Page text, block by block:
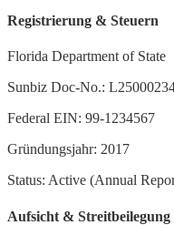
Registrierung & Steuern
Florida Department of State
Sunbiz Doc-No.:
Federal EIN: 99-1234567
Gründungsjahr: 2017
Status: Active (Annual
Aufsicht & Streitbeilegung